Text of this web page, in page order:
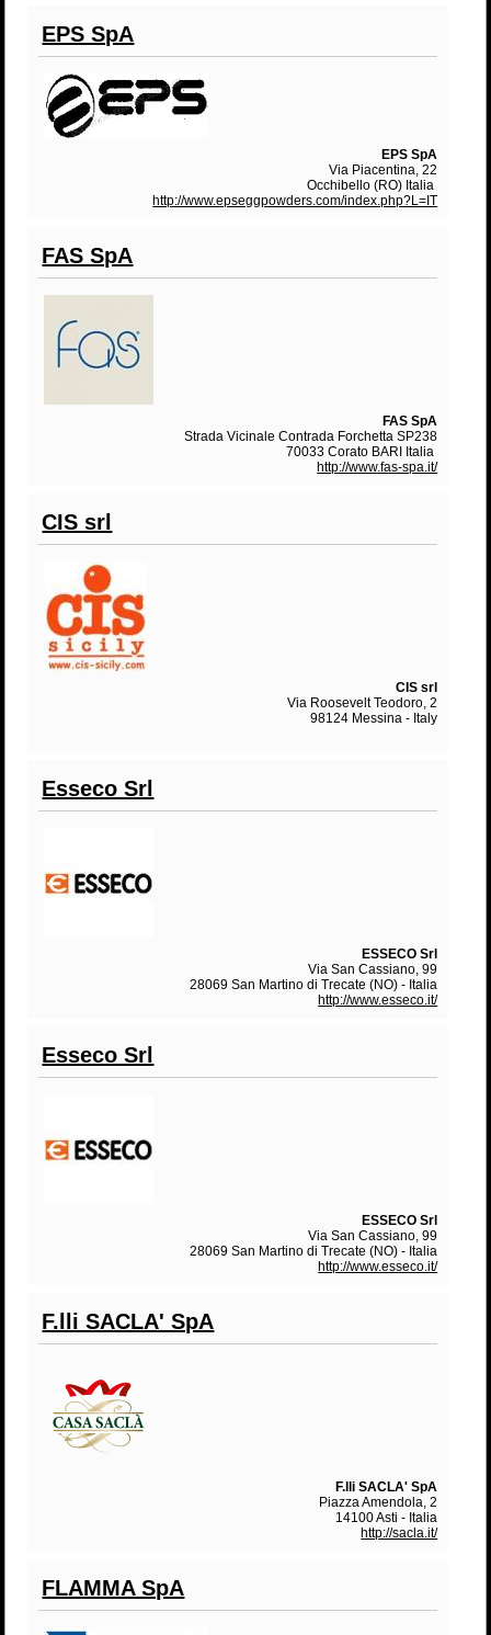
EPS SpA
EPS SpA
Via Piacentina, 22
Occhibello (RO) Italia
http://www.epseggpowders.com/index.php?L=IT
FAS SpA
FAS SpA
Strada Vicinale Contrada Forchetta SP238
70033 Corato BARI Italia
http://www.fas-spa.it/
CIS srl
CIS srl
Via Roosevelt Teodoro, 2
98124 Messina - Italy
Esseco Srl
ESSECO Srl
Via San Cassiano, 99
28069 San Martino di Trecate (NO) - Italia
http://www.esseco.it/
Esseco Srl
ESSECO Srl
Via San Cassiano, 99
28069 San Martino di Trecate (NO) - Italia
http://www.esseco.it/
F.lli SACLA' SpA
F.lli SACLA' SpA
Piazza Amendola, 2
14100 Asti - Italia
http://sacla.it/
FLAMMA SpA